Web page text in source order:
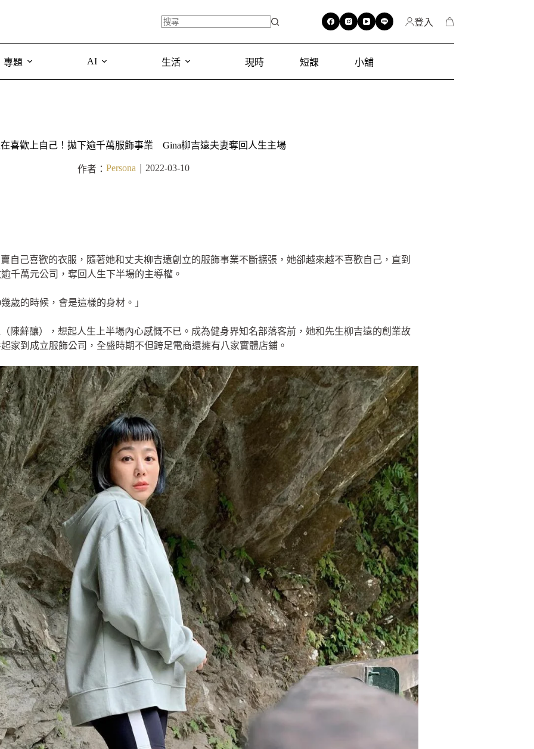
登入
專題 AI 生活 現時 短課 小舖
喜歡上自己！拋下逾千萬服飾事業 Gina柳吉遠夫妻奪回人生主場
作者： Persona 2022-03-10
自己喜歡的衣服，隨著她和丈夫柳吉遠創立的服飾事業不斷擴張，她卻越來越不喜歡自己，直到
千萬元公司，奪回人生下半場的主導權。
歲的時候，會是這樣的身材。」
陳蘚釀），想起人生上半場內心感慨不已。成為健身界知名部落客前，她和先生柳吉遠的創業故
家到成立服飾公司，全盛時期不但跨足電商還擁有八家實體店鋪。